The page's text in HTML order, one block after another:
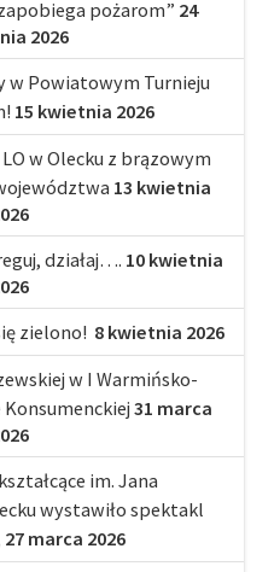
pożarom” 24
2026
w Powiatowym Turnieju
15 kwietnia 2026
w Olecku z brązowym
13 kwietnia
działaj…. 10 kwietnia
zielono! 8 kwietnia 2026
w I Warmińsko-
31 marca
im. Jana
wystawiło spektakl
27 marca 2026